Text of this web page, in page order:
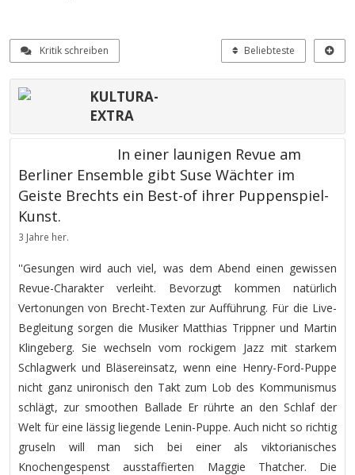
Kritik schreiben Beliebteste
KULTURA-
EXTRA
In einer launigen Revue am
Berliner Ensemble gibt Suse Wächter im
Geiste Brechts ein Best-of ihrer Puppenspiel-
Kunst.
3 Jahre her.
''Gesungen wird auch viel, was dem Abend einen gewissen
Revue-Charakter verleiht. Bevorzugt kommen natürlich
Vertonungen von Brecht-Texten zur Aufführung. Für die Live-
Begleitung sorgen die Musiker Matthias Trippner und Martin
Klingeberg. Sie wechseln vom rockigem Jazz mit starkem
Schlagwerk und Bläsereinsatz, wenn eine Henry-Ford-Puppe
nicht ganz unironisch den Takt zum Lob des Kommunismus
schlägt, zur smoothen Ballade Er rührte an den Schlaf der
Welt für eine lässig liegende Lenin-Puppe. Auch nicht so richtig
gruseln will man sich bei einer als viktorianisches
Knochengespenst ausstaffierten Maggie Thatcher. Die